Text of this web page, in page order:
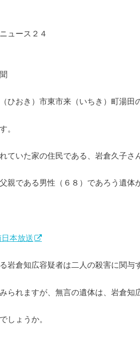
ュース２４
ひおき）市東市来（いちき）町湯田
。
ていた家の住民である、岩倉久子さ
親である男性（６８）であろう遺体
本放送
岩倉知広容疑者は二人の殺害に関与
られますが、無言の遺体は、岩倉知
しょうか。